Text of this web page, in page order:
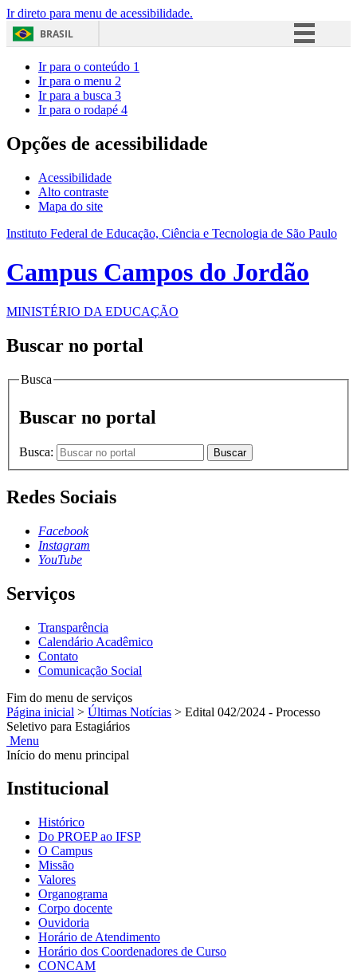
Ir direto para menu de acessibilidade.
BRASIL
Acesso à informação
Ir para o conteúdo 1
Ir para o menu 2
Ir para a busca 3
Ir para o rodapé 4
Opções de acessibilidade
Acessibilidade
Alto contraste
Mapa do site
Instituto Federal de Educação, Ciência e Tecnologia de São Paulo
Campus Campos do Jordão
MINISTÉRIO DA EDUCAÇÃO
Buscar no portal
Busca
Buscar no portal
Busca: Buscar
Redes Sociais
Facebook
Instagram
YouTube
Serviços
Transparência
Calendário Acadêmico
Contato
Comunicação Social
Fim do menu de serviços
Página inicial > Últimas Notícias > Edital 042/2024 - Processo
Seletivo para Estagiários
Menu
Início do menu principal
Institucional
Histórico
Do PROEP ao IFSP
O Campus
Missão
Valores
Organograma
Corpo docente
Ouvidoria
Horário de Atendimento
Horário dos Coordenadores de Curso
CONCAM